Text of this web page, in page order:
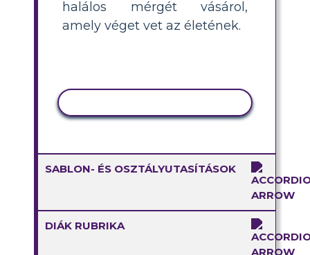
halálos mérgét vásárol,
amely véget vet az életének.
SABLON- ÉS OSZTÁLYUTASÍTÁSOK
DIÁK RUBRIKA